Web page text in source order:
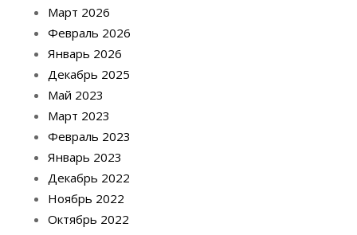
Март 2026
Февраль 2026
Январь 2026
Декабрь 2025
Май 2023
Март 2023
Февраль 2023
Январь 2023
Декабрь 2022
Ноябрь 2022
Октябрь 2022